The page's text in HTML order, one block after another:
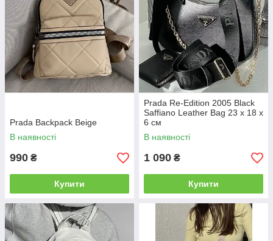
Prada Backpack Beige
В наявності
990 ₴
Купити
Prada Re-Edition 2005 Black
Saffiano Leather Bag 23 х 18 х
6 см
В наявності
1 090 ₴
Купити